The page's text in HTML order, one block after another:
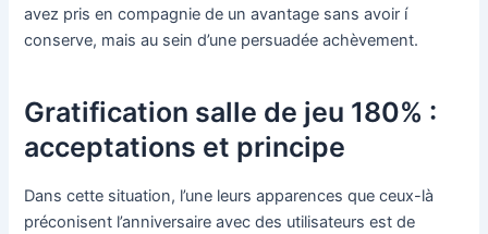
avez pris en compagnie de un avantage sans avoir í
conserve, mais au sein d’une persuadée achèvement.
Gratification salle de jeu 180% :
acceptations et principe
Dans cette situation, l’une leurs apparences que ceux-là
préconisent l’anniversaire avec des utilisateurs est de